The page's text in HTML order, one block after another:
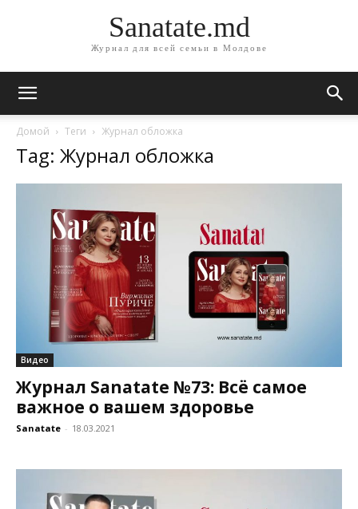
Sanatate.md
Журнал для всей семьи в Молдове
Домой Теги Журнал обложка
Tag: Журнал обложка
Видео
Журнал Sanatate №73: Всё самое
важное о вашем здоровье
Sanatate - 18.03.2021